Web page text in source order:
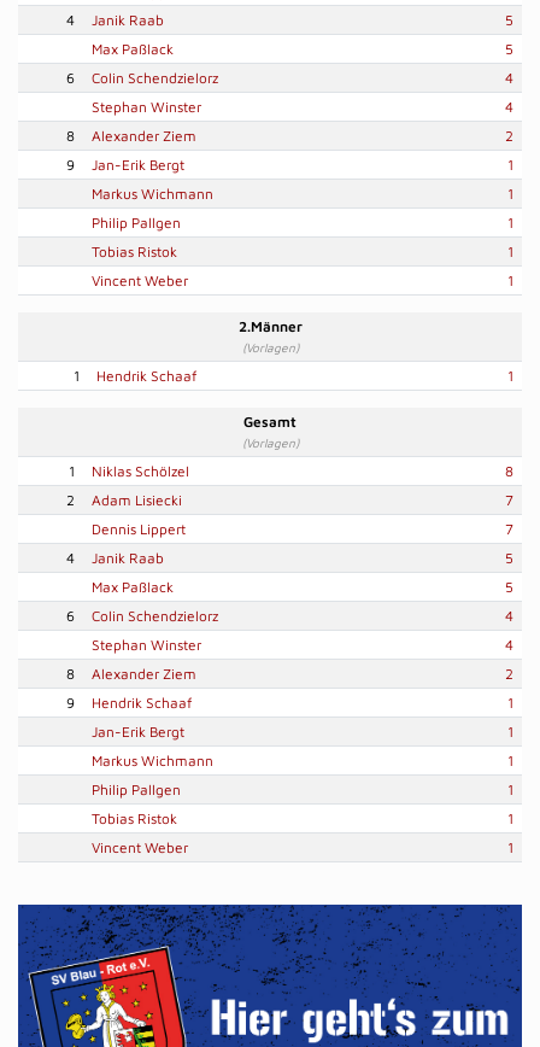
4
Janik Raab
5
Max Paßlack
5
6
Colin Schendzielorz
4
Stephan Winster
4
8
Alexander Ziem
2
9
Jan-Erik Bergt
1
Markus Wichmann
1
Philip Pallgen
1
Tobias Ristok
1
Vincent Weber
1
2.Männer
(Vorlagen)
1 Hendrik Schaaf 1
Gesamt
(Vorlagen)
1 Niklas Schölzel
8
2
Adam Lisiecki
7
Dennis Lippert
7
4
Janik Raab
5
Max Paßlack
5
6
Colin Schendzielorz
4
Stephan Winster
4
8
Alexander Ziem
2
9
Hendrik Schaaf
1
Jan-Erik Bergt
1
Markus Wichmann
1
Philip Pallgen
1
Tobias Ristok
1
Vincent Weber
1